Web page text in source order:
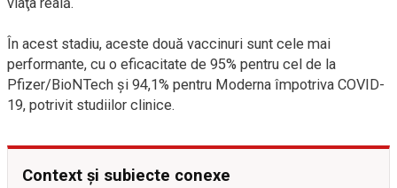
În acest stadiu, aceste două vaccinuri sunt cele mai
performante, cu o eficacitate de 95% pentru cel de la
Pfizer/BioNTech şi 94,1% pentru Moderna împotriva COVID-
19, potrivit studiilor clinice.
Context și subiecte conexe